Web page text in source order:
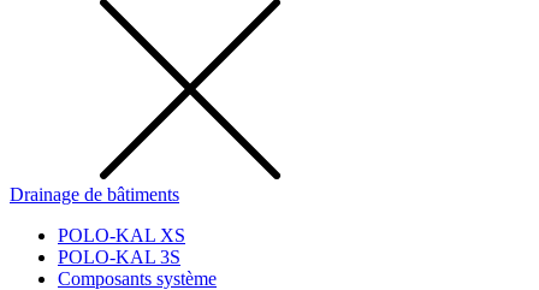
Drainage de bâtiments
POLO-KAL XS
POLO-KAL 3S
Composants système